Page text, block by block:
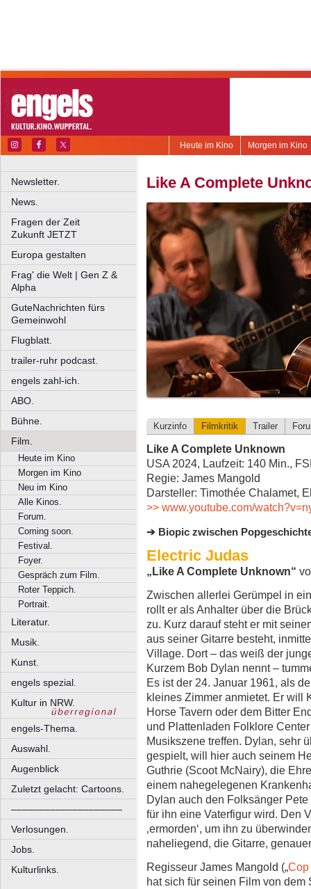
Morgen im Kino
Heute im Kino
Newsletter.
News.
Fragen der Zeit
Zukunft JETZT
Europa gestalten
Frag' die Welt | Gen Z &
Alpha
GuteNachrichten fürs
Gemeinwohl
Flugblatt.
trailer-ruhr podcast.
engels zahl-ich.
ABO.
Bühne.
Film.
Heute im Kino
Morgen im Kino
Neu im Kino
Alle Kinos.
Forum.
Coming soon.
Festival.
Foyer.
Gespräch zum Film.
Roter Teppich.
Portrait.
Literatur.
Musik.
Kunst.
engels spezial.
Kultur in NRW.
engels-Thema.
Auswahl.
Augenblick
Zuletzt gelacht: Cartoons.
––––––––––––––––––––
Verlosungen.
Jobs.
Kulturlinks.
Like A Complete
Kurzinfo Filmkritik Trailer
Like A Complete Unknown
USA 2024, Laufzeit: 140 Min.,
Regie: James Mangold
Darsteller: Timothée Chalamet,
>> www.youtube.com/
Biopic zwischen
Electric Judas
„Like A Complete Unknown“
Zwischen allerlei Gerümpel in
rollt er als Anhalter über die
zu. Kurz darauf steht er mit
aus seiner Gitarre besteht,
Village. Dort – das weiß der
Kurzem Bob Dylan nennt –
Es ist der 24. Januar 1961, als
kleines Zimmer anmietet. Er will
Horse Tavern oder dem Bitter
und Plattenladen Folklore
Musikszene treffen. Dylan, sehr
gespielt, will hier auch seinem
Guthrie (Scoot McNairy), die
einem nahegelegenen
Dylan auch den Folksänger
für ihn eine Vaterfigur wird. Den
‚ermorden‘, um ihn zu
naheliegend, die Gitarre,
Regisseur James Mangold („Cop
hat sich für seinen Film von dem